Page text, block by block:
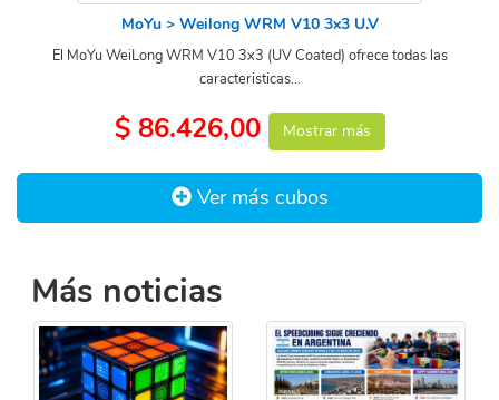
MoYu > Weilong WRM V10 3x3 U.V
El MoYu WeiLong WRM V10 3x3 (UV Coated) ofrece todas las
caracteristicas...
$ 86.426,00 Mostrar más
Ver más cubos
Más noticias